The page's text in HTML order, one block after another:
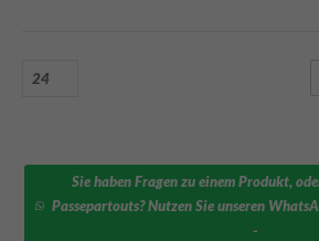
Sie haben Fragen zu einem Produkt,
Passepartouts? Nutzen Sie unseren
-